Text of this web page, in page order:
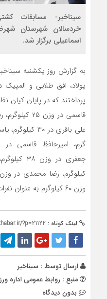
سیناخبر- مسابقات
خردسالان شهرستان
اسماعیلی برگزار شد.
پولاد، افق طلایی و
وزن ۶۰ کیلوگرم به عنوان نفرات برتر معرفی شدند.
لینک کوتاه : ?p=21122
ارسال توسط : سیناخبر
منبع : روابط عمومی اداره
بدون دیدگاه